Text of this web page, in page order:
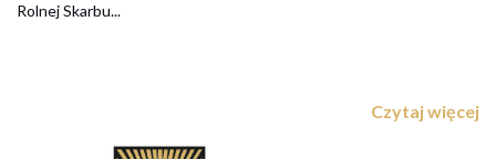
Rolnej Skarbu...
Czytaj więcej